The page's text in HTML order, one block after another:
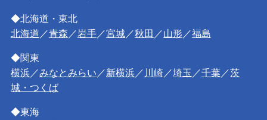
◆北海道・東北
北海道 ／青森 ／岩手／宮城／秋田 ／山形／福島
◆関東
横浜／みなとみらい ／新横浜／ 川崎／埼玉 ／千葉／茨
城・つくば
◆東海